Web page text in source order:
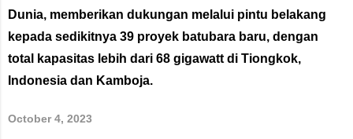
Dunia, memberikan dukungan melalui pintu belakang
kepada sedikitnya 39 proyek batubara baru, dengan
total kapasitas lebih dari 68 gigawatt di Tiongkok,
Indonesia dan Kamboja.
October 4, 2023